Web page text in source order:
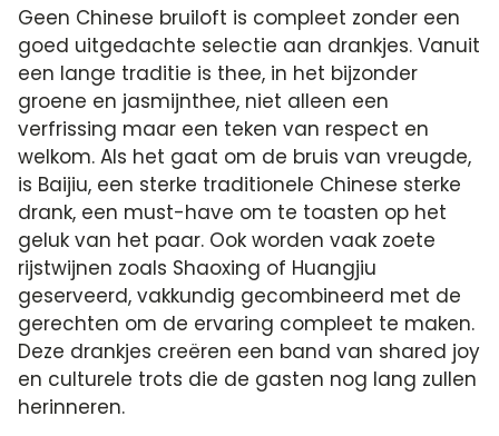
Geen Chinese bruiloft is compleet zonder een
goed uitgedachte selectie aan drankjes. Vanuit
een lange traditie is thee, in het bijzonder
groene en jasmijnthee, niet alleen een
verfrissing maar een teken van respect en
welkom. Als het gaat om de bruis van vreugde,
is Baijiu, een sterke traditionele Chinese sterke
drank, een must-have om te toasten op het
geluk van het paar. Ook worden vaak zoete
rijstwijnen zoals Shaoxing of Huangjiu
geserveerd, vakkundig gecombineerd met de
gerechten om de ervaring compleet te maken.
Deze drankjes creëren een band van shared joy
en culturele trots die de gasten nog lang zullen
herinneren.